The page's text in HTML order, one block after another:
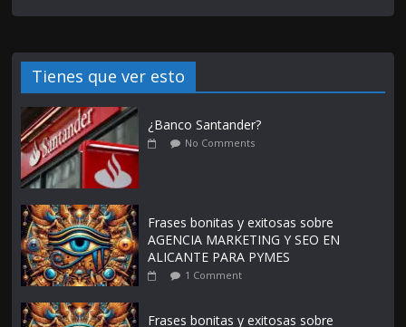
Tienes que ver esto
¿Banco Santander?
No Comments
Frases bonitas y exitosas sobre
AGENCIA MARKETING Y SEO EN
ALICANTE PARA PYMES
1 Comment
Frases bonitas y exitosas sobre